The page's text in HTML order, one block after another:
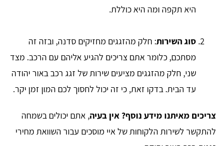
היא תקפה ומה היא כוללת.
סוג השירות: חלק מהזגגים מחזיקים סדנה, ובזה זה
מסתכם, כלומר אתם צריכים להגיע אליהם עם הרכב. מצד
שני, חלק מהזגגים מציעים שירות של זגג רכב באור יהודה
עד הבית. בדקו זאת, כי זה יכול לחסוך לכם המון זמן יקר.
צריכים מאיתנו מידע נוסף? אין בעיה, אתם יכולים בשמחה
להתקשר לשירות הלקוחות של איי מוסכים עבור השוואת מחירי